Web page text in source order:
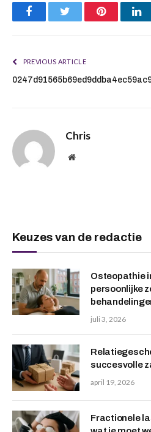
FacebookTwitter Pinterest
PREVIOUS ARTICLE
Chris
Website
Keuzes van de redactie
Osteopathie
persoonlijke
juli 3, 2026
succesvolle
april 19, 2026
Fractionele